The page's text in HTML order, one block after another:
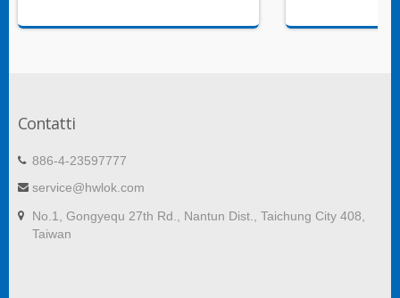
Contatti
886-4-23597777
service@hwlok.com
No.1, Gongyequ 27th Rd., Nantun Dist., Taichung City 408,
Taiwan